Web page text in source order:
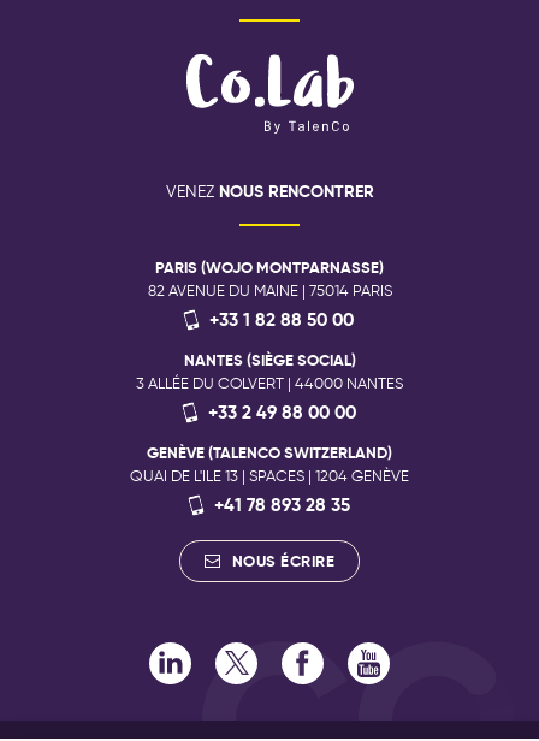
VENEZ NOUS RENCONTRER
PARIS (WOJO MONTPARNASSE)
82 AVENUE DU MAINE | 75014 PARIS
+33 1 82 88 50 00
NANTES (SIÈGE SOCIAL)
3 ALLÉE DU COLVERT | 44000 NANTES
+33 2 49 88 00 00
GENÈVE (TALENCO SWITZERLAND)
QUAI DE L'ILE 13 | SPACES | 1204 GENÈVE
+41 78 893 28 35
NOUS ÉCRIRE